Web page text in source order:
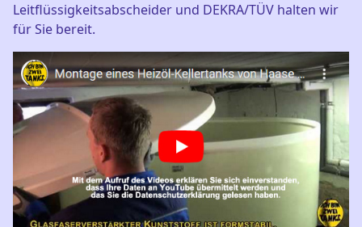
Leitflüssigkeitsabscheider und DEKRA/TÜV halten wir
für Sie bereit.